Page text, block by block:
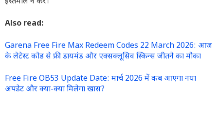
Also read:
Garena Free Fire Max Redeem Codes 22 March 2026: आज
के लेटेस्ट कोड से फ्री डायमंड और एक्सक्लूसिव स्किन्स जीतने का मौका
Free Fire OB53 Update Date: मार्च 2026 में कब आएगा नया
अपडेट और क्या-क्या मिलेगा खास?